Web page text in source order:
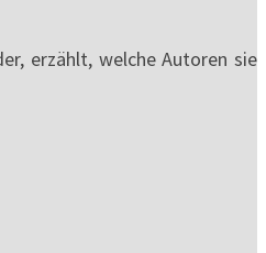
erzählt, welche Autoren sie